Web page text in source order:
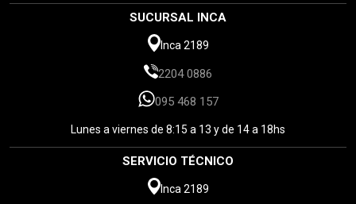
SUCURSAL INCA
Inca 2189
2204 0886
095 468 157
Lunes a viernes de 8:15 a 13 y de 14 a 18hs
SERVICIO TÉCNICO
Inca 2189